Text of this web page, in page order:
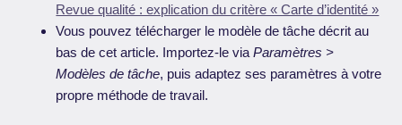
Revue qualité : explication du critère « Carte d’identité »
Vous pouvez télécharger le modèle de tâche décrit au
bas de cet article. Importez-le viaParamètres >
Modèles de tâche, puis adaptez ses paramètres à votre
propre méthode de travail.